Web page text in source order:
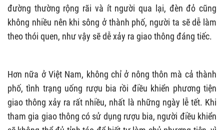
đường thường rộng rãi và ít người qua lại, đèn đỏ cũng
không nhiều nên khi sông ở thành phố, người ta sẽ dễ làm
theo thói quen, như vậy sẽ dễ xảy ra giao thông đáng tiếc.
Hơn nữa ở Việt Nam, không chỉ ở nông thôn mà cả thành
phố, tình trạng uống rượu bia rồi điều khiển phương tiện
giao thông xảy ra rất nhiều, nhất là những ngày lễ tết. Khi
tham gia giao thông có sử dụng rượu bia, người điều khiển